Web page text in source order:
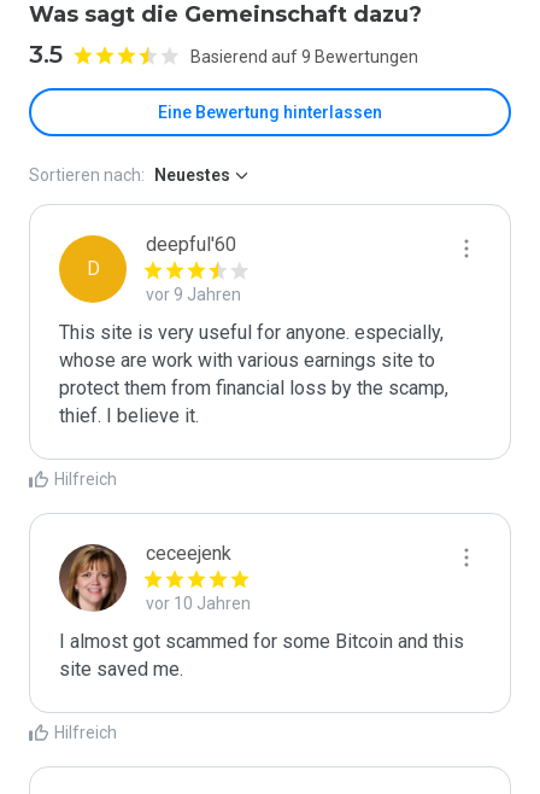
Was sagt die Gemeinschaft dazu?
3.5 Basierend auf 9 Bewertungen
Eine Bewertung hinterlassen
Sortieren nach: Neuestes
D
deepful'60
vor 9 Jahren
This site is very useful for anyone. especially,
whose are work with various earnings site to
protect them from financial loss by the scamp,
thief. I believe it.
Hilfreich
ceceejenk
vor 10 Jahren
I almost got scammed for some Bitcoin and this
site saved me.
Hilfreich